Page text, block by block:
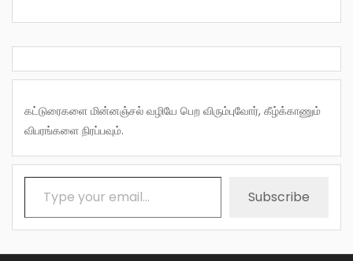
கட்டுரைகளை மின்னஞ்சல் வழியே பெற விரும்புவோர், கீழ்க்காணும்
விபரங்களை நிரப்பவும்.
Type your email…
Subscribe